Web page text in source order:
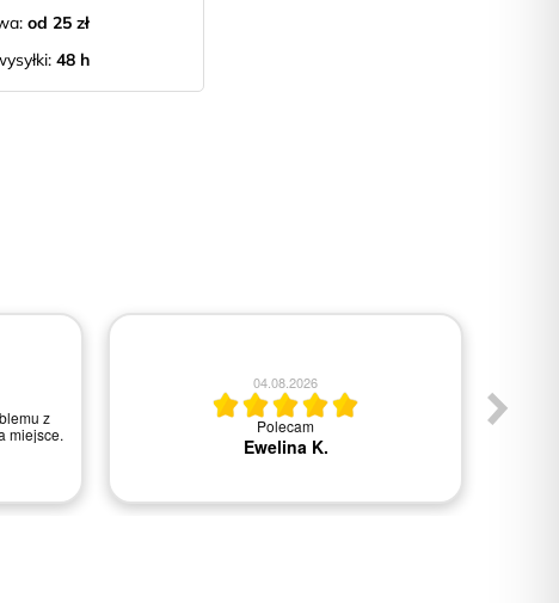
od 25 zł
48 h
z
miejsce.
04.08.2026
Polecam
Ewelina K.